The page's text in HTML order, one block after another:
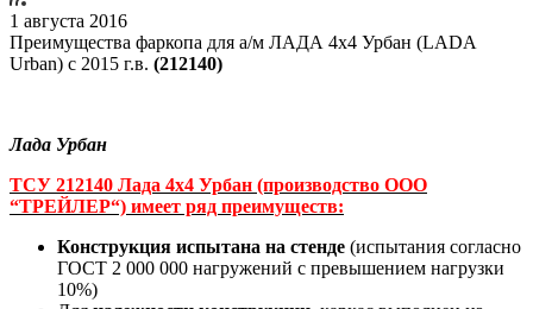
1 августа 2016
Преимущества фаркопа для а/м ЛАДА 4х4 Урбан (LADA
Urban) c 2015 г.в. (212140)
Лада Урбан
ТСУ 212140 Лада 4х4 Урбан (производство ООО
“ТРЕЙЛЕР“) имеет ряд преимуществ:
Конструкция испытана на стенде (испытания согласно
ГОСТ 2 000 000 нагружений с превышением нагрузки
10%)